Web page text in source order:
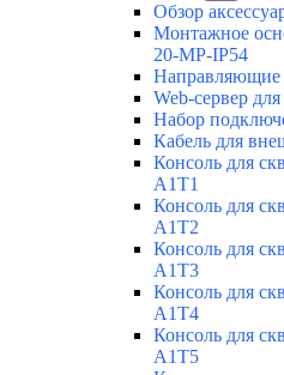
Обзор
Монтажное
20-MP-IP54
Направляющие
Web-сервер
Набор
Кабель для
Консоль для
A1T1
Консоль для
A1T2
Консоль для
A1T3
Консоль для
A1T4
Консоль для
A1T5